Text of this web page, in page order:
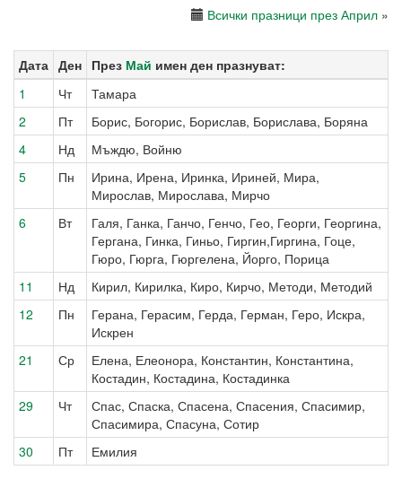
Всички празници през Април »
Дата Ден През Май имен ден празнуват:
1
Чт
Тамара
2
Пт
Борис, Богорис, Борислав, Борислава, Боряна
4
Нд
Мъждю, Войню
5
Пн
Ирина, Ирена, Иринка, Ириней, Мира,
Мирослав, Мирослава, Мирчо
6
Вт
Галя, Ганка, Ганчо, Генчо, Гео, Георги, Георгина,
Гергана, Гинка, Гиньо, Гиргин,Гиргина, Гоце,
Гюро, Гюрга, Гюргелена, Йорго, Порица
11
Нд
Кирил, Кирилка, Киро, Кирчо, Методи, Методий
12
Пн
Герана, Герасим, Герда, Герман, Геро, Искра,
Искрен
21
Ср
Елена, Елеонора, Константин, Константина,
Костадин, Костадина, Костадинка
29
Чт
Спас, Спаска, Спасена, Спасения, Спасимир,
Спасимира, Спасуна, Сотир
30
Пт Емилия